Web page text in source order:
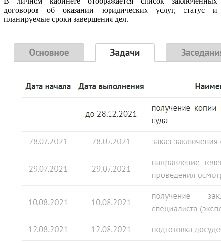
договоров об оказании юридических услуг, статус и
планируемые сроки завершения дел.